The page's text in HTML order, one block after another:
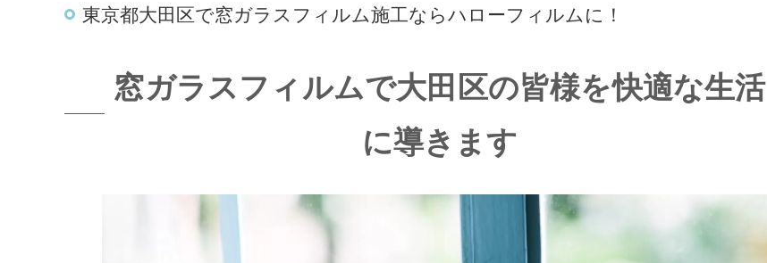
東京都大田区で窓ガラスフィルム施工ならハローフィルムに！
窓ガラスフィルムで大田区の皆様を快適な生活
に導きます